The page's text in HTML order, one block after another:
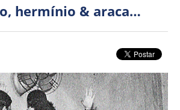
hermínio & araca…